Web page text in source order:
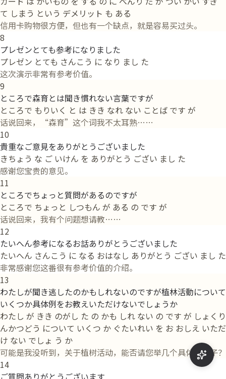
て しまう という デメリット も ある
信用卡购物很方便，但也有一个缺点，就是容易买过头。
8
プレゼンとても参考になりました
プレゼン とても さんこう に なり まし た
这次演示非常有参考价值。
9
ところで森育とは聞き慣れない言葉ですが
ところで もりいく と は きき なれ ない ことば です が
话说回来，“森育”这个词我不太耳熟……
10
貴重なご意見をありがとうございました
きちょう な ご いけん を ありがとう ござい まし た
感谢您宝贵的意见。
11
ところでちょっと質問があるのですが
ところで ちょっと しつもん が ある の です が
话说回来，我有个问题想请教……
12
たいへん参考になるお話ありがとうございました
たいへん さんこう に なる おはなし ありがとう ござい まし た
非常感谢您这番很有参考价值的介绍。
13
わたしが聞き逃したのかもしれないのですが植林活動について
いくつか具体例をお教えいただけないでしょうか
わたし が きき のがし た の かも しれ ない の です が しょくり
んかつどう について いくつ か ぐたいれい を お おしえ いただ
け ない でしょ う か
可能是我没听到，关于植树活动，能否请您举几个具体的例子？
14
ご質問ありがとうございます